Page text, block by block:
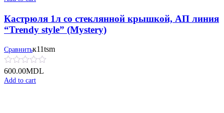
Кастрюля 1л со стеклянной крышкой, АП линия
“Trendy style” (Mystery)
Сравнитьк11tsm
600.00MDL
Add to cart